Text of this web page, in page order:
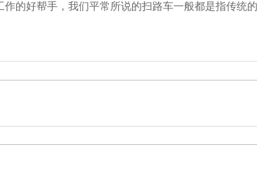
好帮手，我们平常所说的扫路车一般都是指传统